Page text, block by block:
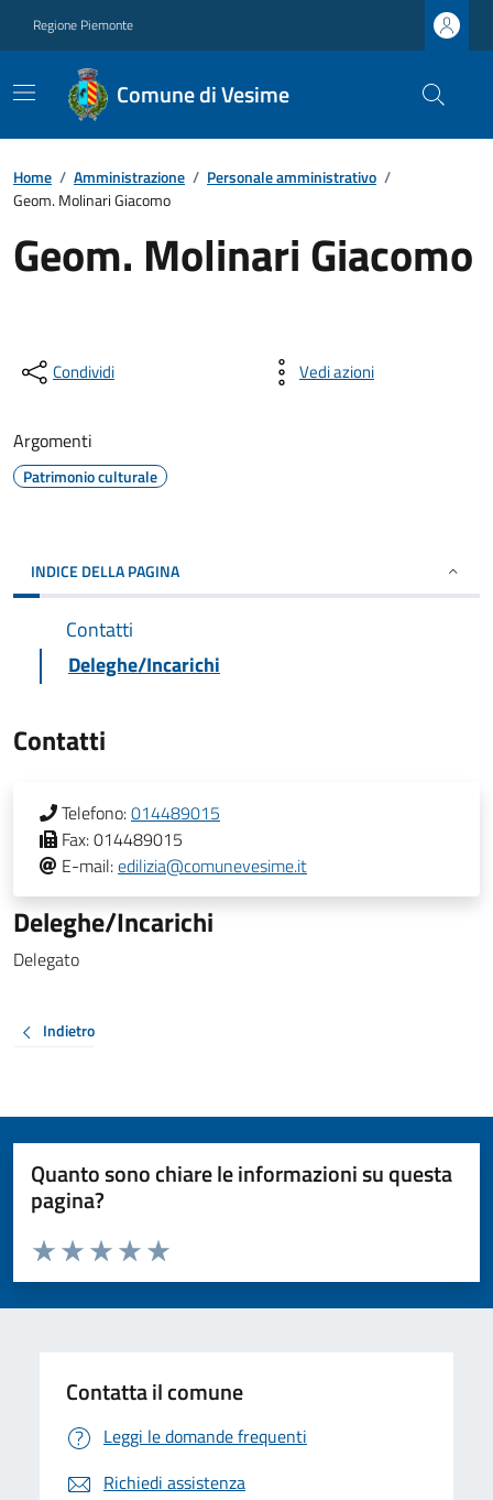
Regione Piemonte
Comune di Vesime
Home / Amministrazione / Personale amministrativo /
Geom. Molinari Giacomo
Geom. Molinari Giacomo
Condividi Vedi azioni
Argomenti
Patrimonio culturale
INDICE DELLA PAGINA
Contatti
Deleghe/Incarichi
Contatti
Telefono:014489015
Fax:014489015
E-mail:edilizia@comunevesime.it
Deleghe/Incarichi
Delegato
Indietro
Quanto sono chiare le informazioni su questa
pagina?
Valuta da 1 a 5 stelle la pagina
Valuta 5 stelle su 5
Valuta 4 stelle su 5
Valuta 3 stelle su 5
Valuta 2 stelle su 5
Valuta 1 stelle su 5
Contatta il comune
Leggi le domande frequenti
Richiedi assistenza